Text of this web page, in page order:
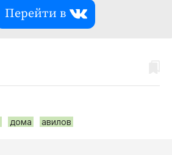
Перейти в
дома авилов